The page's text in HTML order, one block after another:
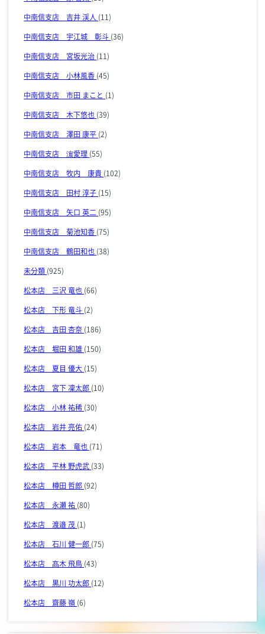
中南信支店 吉井 渓人 (11)
中南信支店 宇江城 彰斗 (36)
中南信支店 宮坂光治 (11)
中南信支店 小林風香 (45)
中南信支店 市田 まこと (1)
中南信支店 木下悠也 (39)
中南信支店 澤田 康平 (2)
中南信支店 濵愛理 (55)
中南信支店 牧内 康貴 (102)
中南信支店 田村 淳子 (15)
中南信支店 矢口 英二 (95)
中南信支店 菊池知香 (75)
中南信支店 鶴田和也 (38)
未分類 (925)
松本店 三沢 竜也 (66)
松本店 下形 竜斗 (2)
松本店 吉田 杏奈 (186)
松本店 堀田 和雄 (150)
松本店 夏目 優大 (15)
松本店 宮下 凜太郎 (10)
松本店 小林 祐稀 (30)
松本店 岩井 亮佑 (24)
松本店 岩本 竜也 (71)
松本店 平林 野虎武 (33)
松本店 樽田 哲郎 (92)
松本店 永瀬 祐 (80)
松本店 渡邉 茂 (1)
松本店 石川 健一郎 (75)
松本店 髙木 飛鳥 (43)
松本店 黒川 功太郎 (12)
松本店 齋藤 嶺 (6)